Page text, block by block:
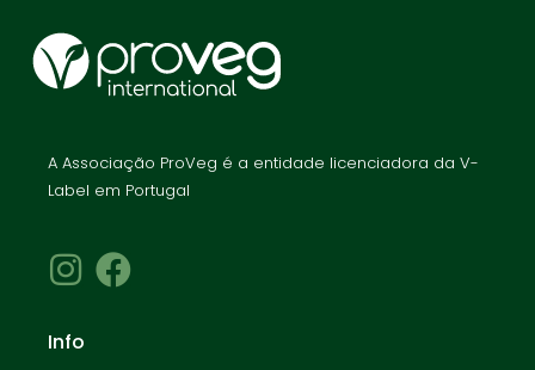
A Associação ProVeg é a entidade licenciadora da V-
Label em Portugal
Info